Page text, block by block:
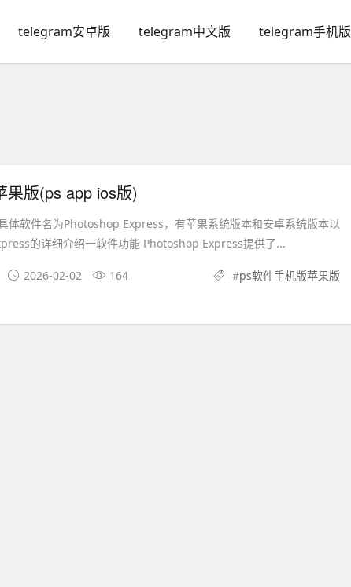
telegram安卓版 telegram中文版 telegram手机版
果版(ps app ios版)
体软件名为Photoshop Express，有苹果系统版本和安卓系统版本以
的详细介绍一软件功能 Photoshop Express提供了...
2026-02-02 164 #ps软件手机版苹果版